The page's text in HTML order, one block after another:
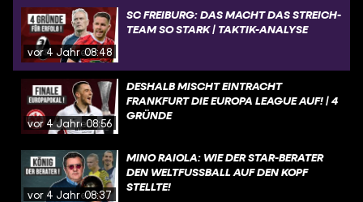
vor 4 Jahren08:48
SC FREIBURG: DAS MACHT DAS STREICH-
TEAM SO STARK | TAKTIK-ANALYSE
vor 4 Jahren08:56
DESHALB MISCHT EINTRACHT
FRANKFURT DIE EUROPA LEAGUE AUF! | 4
GRÜNDE
vor 4 Jahren08:37
MINO RAIOLA: WIE DER STAR-BERATER
DEN WELTFUSSBALL AUF DEN KOPF S
TELLTE!